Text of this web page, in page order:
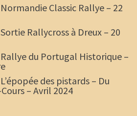
Normandie Classic Rallye – 22
Sortie Rallycross à Dreux – 20
Rallye du Portugal Historique –
L’épopée des pistards – Du
– Avril 2024